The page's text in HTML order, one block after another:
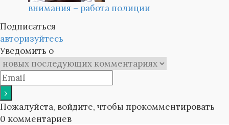
внимания – работа полиции
Подписаться
авторизуйтесь
Уведомить о
Пожалуйста, войдите, чтобы прокомментировать
0 комментариев